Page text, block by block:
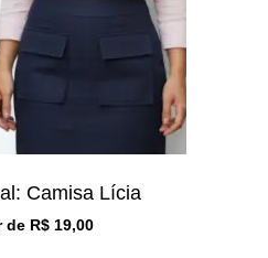
Camisa Lícia
de R$ 19,00